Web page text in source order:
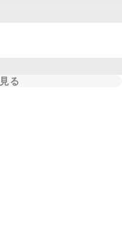
る